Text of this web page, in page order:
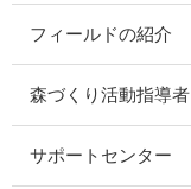
フィールドの紹介
森づくり活動指導者
サポートセンター